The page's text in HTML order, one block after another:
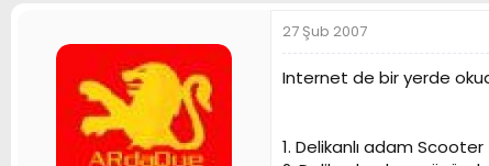
a
n
g
ı
ç
t
27 Şub 2007
Internet de bir yerde
1. Delikanlı adam